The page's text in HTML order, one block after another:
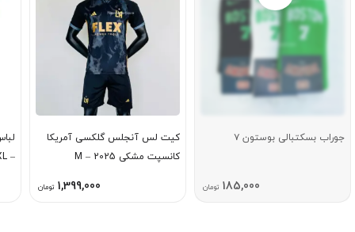
جوراب بسکتبالی بوستون ۷
185,000 تومان
كيت لس آنجلس گلكسی آمريكا
كانسپت مشكی 2025 – M
1,399,000 تومان
– 5XL